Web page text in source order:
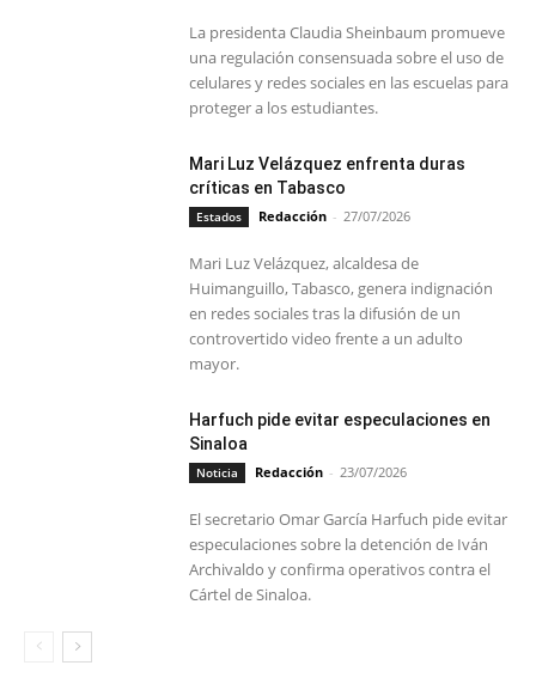
La presidenta Claudia Sheinbaum promueve
una regulación consensuada sobre el uso de
celulares y redes sociales en las escuelas para
proteger a los estudiantes.
Mari Luz Velázquez enfrenta duras
críticas en Tabasco
Estados Redacción - 27/07/2026
Mari Luz Velázquez, alcaldesa de
Huimanguillo, Tabasco, genera indignación
en redes sociales tras la difusión de un
controvertido video frente a un adulto
mayor.
Harfuch pide evitar especulaciones en
Sinaloa
Noticia Redacción - 23/07/2026
El secretario Omar García Harfuch pide evitar
especulaciones sobre la detención de Iván
Archivaldo y confirma operativos contra el
Cártel de Sinaloa.